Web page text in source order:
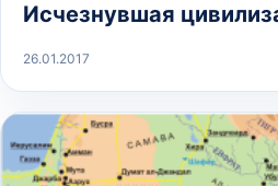
Исчезнувшая
26.01.2017